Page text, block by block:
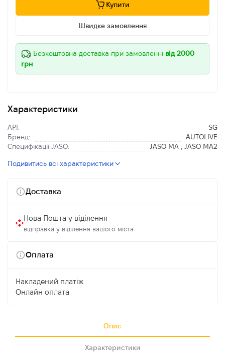
Купити
Швидке замовлення
Безкоштовна доставка при замовленні від 2000
грн
Характеристики
API:
SG
Бренд:
AUTOLIVE
Специфікації JASO:
JASO MA , JASO MA2
Подивитись всі характеристики
Доставка
Нова Пошта у віділення
відправка у віділення вашого міста
Оплата
Накладений платіж
Онлайн оплата
Опис
Характеристики